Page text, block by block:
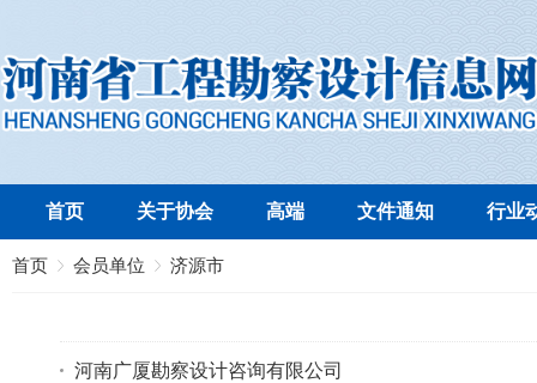
首页 关于协会 高端 文件通知 行业
首页 会员单位 济源市
河南广厦勘察设计咨询有限公司